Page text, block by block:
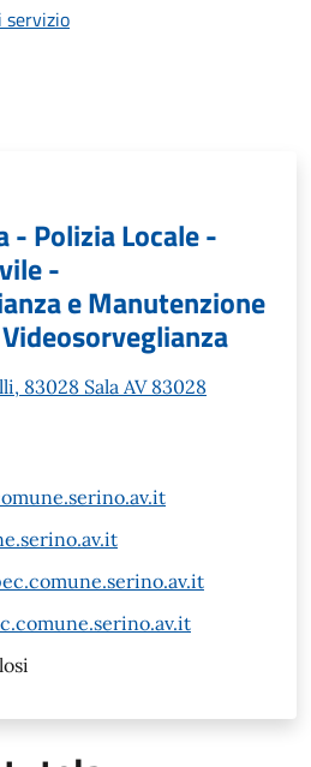
servizio
- Polizia Locale -
-
e Manutenzione
83028 Sala AV 83028